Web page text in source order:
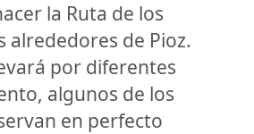
la Ruta de los
alrededores de Pioz.
por diferentes
algunos de los
en perfecto